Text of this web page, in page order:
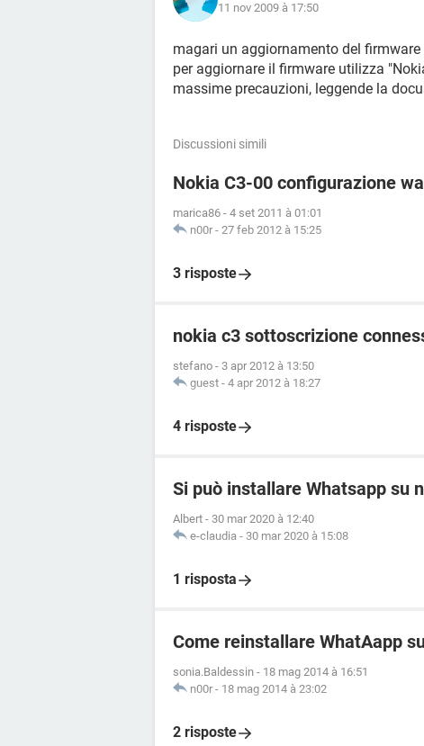
11 nov 2009 à 17:50
magari un aggiornamento del
per aggiornare il firmware utilizza
massime precauzioni, leggende la
Discussioni simili
Nokia C3-00 configurazione
marica86 - 4 set 2011 à 01:01
n00r - 27 feb 2012 à 15:25
3 risposte
nokia c3 sottoscrizione
stefano - 3 apr 2012 à 13:50
guest - 4 apr 2012 à 18:27
4 risposte
Si può installare Whatsapp su
Albert - 30 mar 2020 à 12:40
e-claudia - 30 mar 2020 à 15:08
1 risposta
Come reinstallare WhatAapp
sonia.Baldessin - 18 mag 2014 à 16:51
n00r - 18 mag 2014 à 23:02
2 risposte